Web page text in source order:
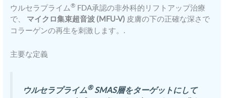
ウルセラプライム® FDA承認の非外科的リフトアップ治療
で、 マイクロ集束超音波 (MFU-V) 皮膚の下の正確な深さで
コラーゲンの再生を刺激します。.
主要な定義
ウルセラプライム®SMAS層をターゲットにして